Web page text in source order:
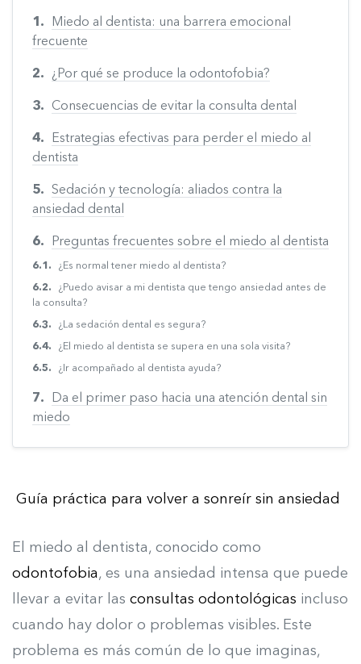
Miedo al dentista: una barrera emocional
frecuente
¿Por qué se produce la odontofobia?
Consecuencias de evitar la consulta dental
Estrategias efectivas para perder el miedo al
dentista
Sedación y tecnología: aliados contra la
ansiedad dental
Preguntas frecuentes sobre el miedo al dentista
¿Es normal tener miedo al dentista?
¿Puedo avisar a mi dentista que tengo ansiedad antes de
la consulta?
¿La sedación dental es segura?
¿El miedo al dentista se supera en una sola visita?
¿Ir acompañado al dentista ayuda?
Da el primer paso hacia una atención dental sin
miedo
Guía práctica para volver a sonreír sin ansiedad
El miedo al dentista, conocido como
odontofobia, es una ansiedad intensa que puede
llevar a evitar las consultas odontológicas incluso
cuando hay dolor o problemas visibles. Este
problema es más común de lo que imaginas,